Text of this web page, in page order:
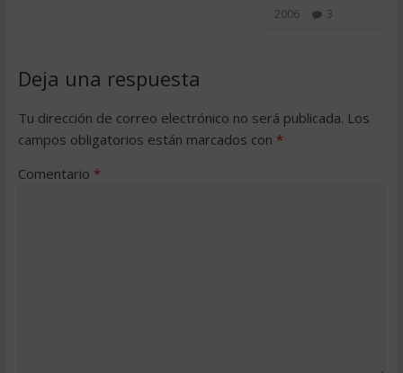
2006
3
Deja una respuesta
Tu dirección de correo electrónico no será publicada. Los
campos obligatorios están marcados con *
Comentario *